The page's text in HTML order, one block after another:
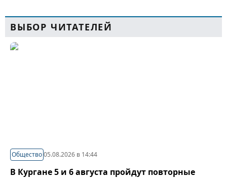
ВЫБОР ЧИТАТЕЛЕЙ
Общество05.08.2026 в 14:44
В Кургане 5 и 6 августа пройдут повторные